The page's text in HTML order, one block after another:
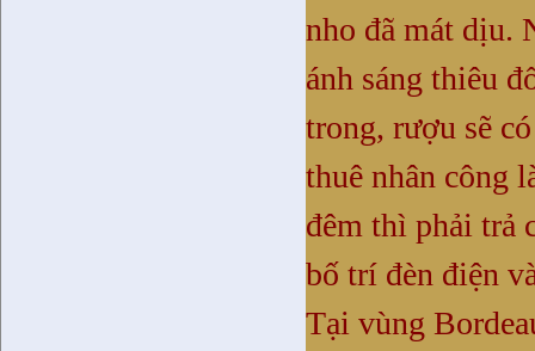
nho đã mát dịu.
ánh sáng thiêu
trong, rượu sẽ
thuê nhân công
đêm thì phải trả
bố trí đèn điện
Tại vùng